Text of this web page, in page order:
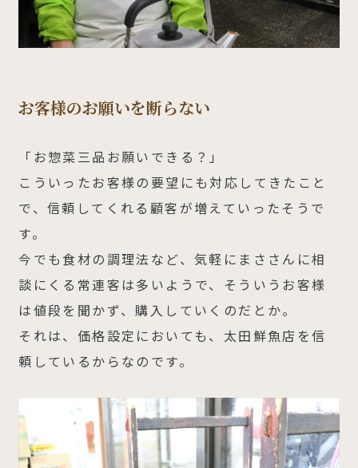
お客様のお願いを断らない
「お惣菜三品お願いできる？」
こういったお客様の要望にも対応してきたこと
で、信頼してくれる顧客が増えていったそうで
す。
今でも食材の調理法など、気軽にまささんに相
談にくる常連客は多いようで、そういうお客様
は値段を聞かず、購入していくのだとか。
それは、価格設定においても、太田鮮魚店を信
頼しているからなのです。